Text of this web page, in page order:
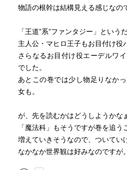
物語の根幹は結構見える感じなの
「王道”系”ファンタジー」という
主人公・マヒロ王子もお目付け役
さらなるお目付け役エーデルワ
でした。
あとこの巻では少し物足りなか
女も。
が、先を読むかはどうしようかな
「魔法科」もそうですが巻を追
増えていきそうなので、ついてい
なかなか世界観は好みなのですが。